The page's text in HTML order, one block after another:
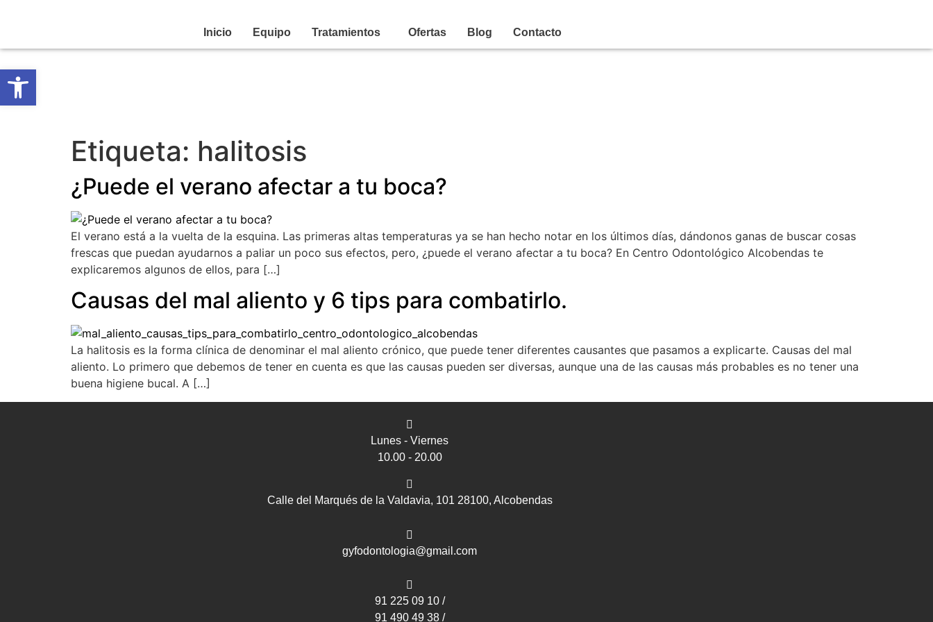
Inicio Equipo Tratamientos Ofertas Blog Contacto
Etiqueta: halitosis
¿Puede el verano afectar a tu boca?
El verano está a la vuelta de la esquina. Las primeras altas temperaturas ya se han hecho notar en los últimos días, dándonos ganas de buscar cosas
frescas que puedan ayudarnos a paliar un poco sus efectos, pero, ¿puede el verano afectar a tu boca? En Centro Odontológico Alcobendas te
explicaremos algunos de ellos, para […]
Causas del mal aliento y 6 tips para combatirlo.
La halitosis es la forma clínica de denominar el mal aliento crónico, que puede tener diferentes causantes que pasamos a explicarte. Causas del mal
aliento. Lo primero que debemos de tener en cuenta es que las causas pueden ser diversas, aunque una de las causas más probables es no tener una
buena higiene bucal. A […]
Lunes - Viernes
10.00 - 20.00
Calle del Marqués de la Valdavia, 101 28100, Alcobendas
gyfodontologia@gmail.com
91 225 09 10 /
91 490 49 38 /
Abrir barra de herramientas